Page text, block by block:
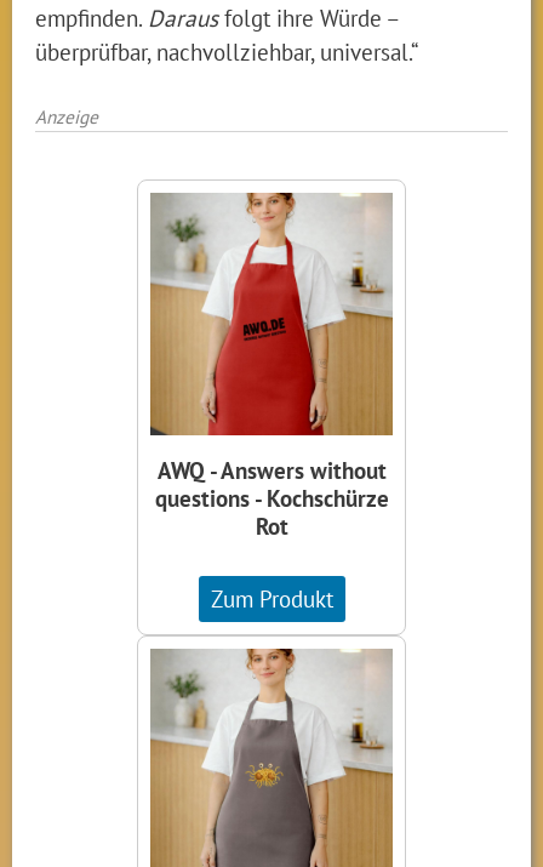
empfinden. Darausfolgt ihre Würde –
überprüfbar, nachvollziehbar, universal.“
Anzeige
AWQ - Answers without
questions - Kochschürze
Rot
Zum Produkt